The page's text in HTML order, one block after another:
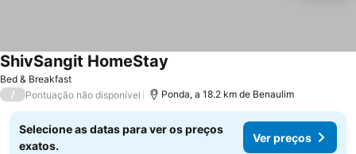
Bed & Breakfast
ShivSangit HomeStay
/ Pontuação não disponível Ponda, a 18.2 km de Benaulim
Selecione as datas para ver os preços
exatos.
Ver preços